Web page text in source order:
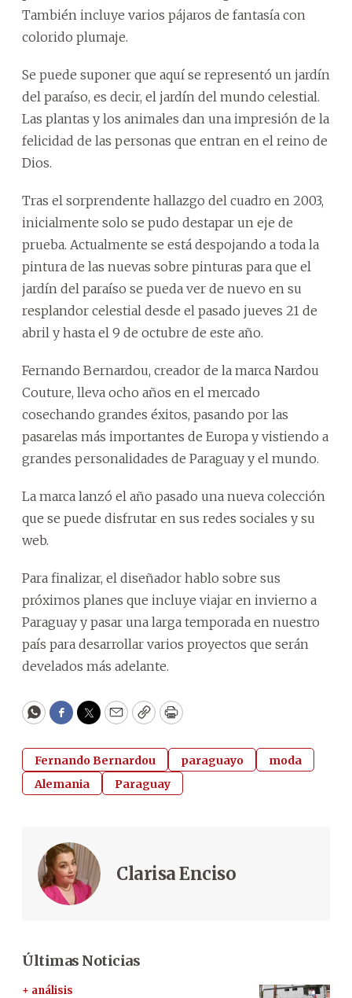
También incluye varios pájaros de fantasía con
colorido plumaje.
Se puede suponer que aquí se representó un jardín
del paraíso, es decir, el jardín del mundo celestial.
Las plantas y los animales dan una impresión de la
felicidad de las personas que entran en el reino de
Dios.
Tras el sorprendente hallazgo del cuadro en 2003,
inicialmente solo se pudo destapar un eje de
prueba. Actualmente se está despojando a toda la
pintura de las nuevas sobre pinturas para que el
jardín del paraíso se pueda ver de nuevo en su
resplandor celestial desde el pasado jueves 21 de
abril y hasta el 9 de octubre de este año.
Fernando Bernardou, creador de la marca Nardou
Couture, lleva ocho años en el mercado
cosechando grandes éxitos, pasando por las
pasarelas más importantes de Europa y vistiendo a
grandes personalidades de Paraguay y el mundo.
La marca lanzó el año pasado una nueva colección
que se puede disfrutar en sus redes sociales y su
web.
Para finalizar, el diseñador hablo sobre sus
próximos planes que incluye viajar en invierno a
Paraguay y pasar una larga temporada en nuestro
país para desarrollar varios proyectos que serán
develados más adelante.
WhatsApp
Facebook
Twitter
EmailCopyPrint
Fernando Bernardou paraguayo
moda
Alemania
Paraguay
Clarisa Enciso
Últimas Noticias
+ análisis